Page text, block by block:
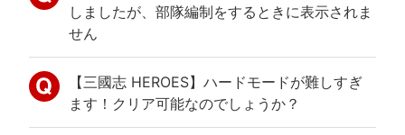
しましたが、部隊編制をするときに表示されま
せん
【三國志 HEROES】ハードモードが難しすぎ
ます！クリア可能なのでしょうか？